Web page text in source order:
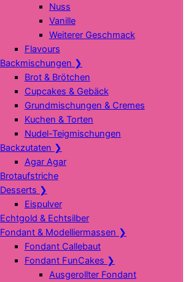
Nuss
Vanille
Weiterer Geschmack
Flavours
Backmischungen ❯
Brot & Brötchen
Cupcakes & Gebäck
Grundmischungen & Cremes
Kuchen & Torten
Nudel-Teigmischungen
Backzutaten ❯
Agar Agar
Brotaufstriche
Desserts ❯
Eispulver
Echtgold & Echtsilber
Fondant & Modelliermassen ❯
Fondant Callebaut
Fondant FunCakes ❯
Ausgerollter Fondant